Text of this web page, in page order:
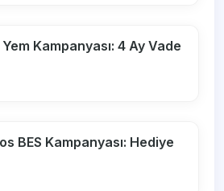
Kampanyası: 4 Ay Vade
BES Kampanyası: Hediye